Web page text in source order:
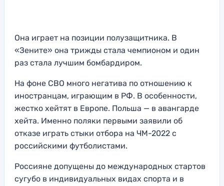
Она играет на позиции полузащитника. В
«Зените» она трижды стала чемпионом и один
раз стала лучшим бомбардиром.
На фоне СВО много негатива по отношению к
иностранцам, играющим в РФ. В особенности,
жестко хейтят в Европе. Польша — в авангарде
хейта. Именно поляки первыми заявили об
отказе играть стыки отбора на ЧМ-2022 с
российскими футболистами.
Россияне допущены до международных стартов
сугубо в индивидуальных видах спорта и в